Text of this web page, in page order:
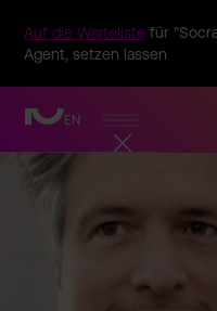
Auf die Warteliste für
Agent, setzen lassen
EN